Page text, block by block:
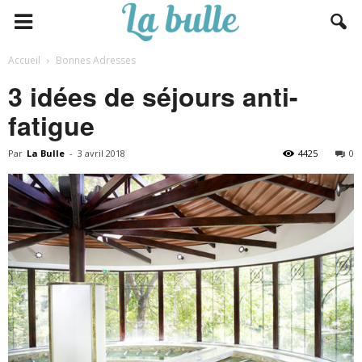
Accueil Bonnes Adresses
3 idées de séjours anti-
fatigue
Par La Bulle - 3 avril 2018 0
4425